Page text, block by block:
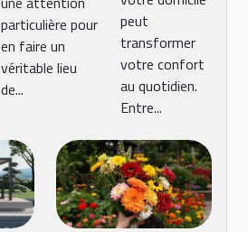
de soleil ?
particulière pour
en faire un
véritable lieu
de...
domicile
?
peut
transformer
votre confort
au quotidien.
Entre...